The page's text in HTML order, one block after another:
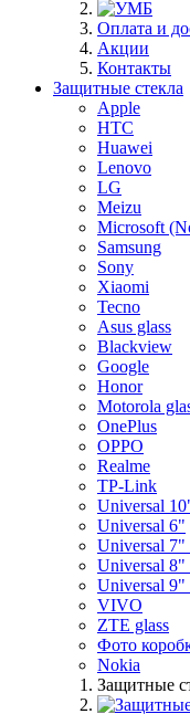
Оплата и
Акции
Контакты
Защитные стекла
Apple
HTC
Huawei
Lenovo
LG
Meizu
Microsoft
Samsung
Sony
Xiaomi
Tecno
Asus glass
Blackview
Google
Honor
Motorola
OnePlus
OPPO
Realme
TP-Link
Universal
Universal 6"
Universal 7"
Universal
Universal
VIVO
ZTE glass
Фото
Nokia
Защитные